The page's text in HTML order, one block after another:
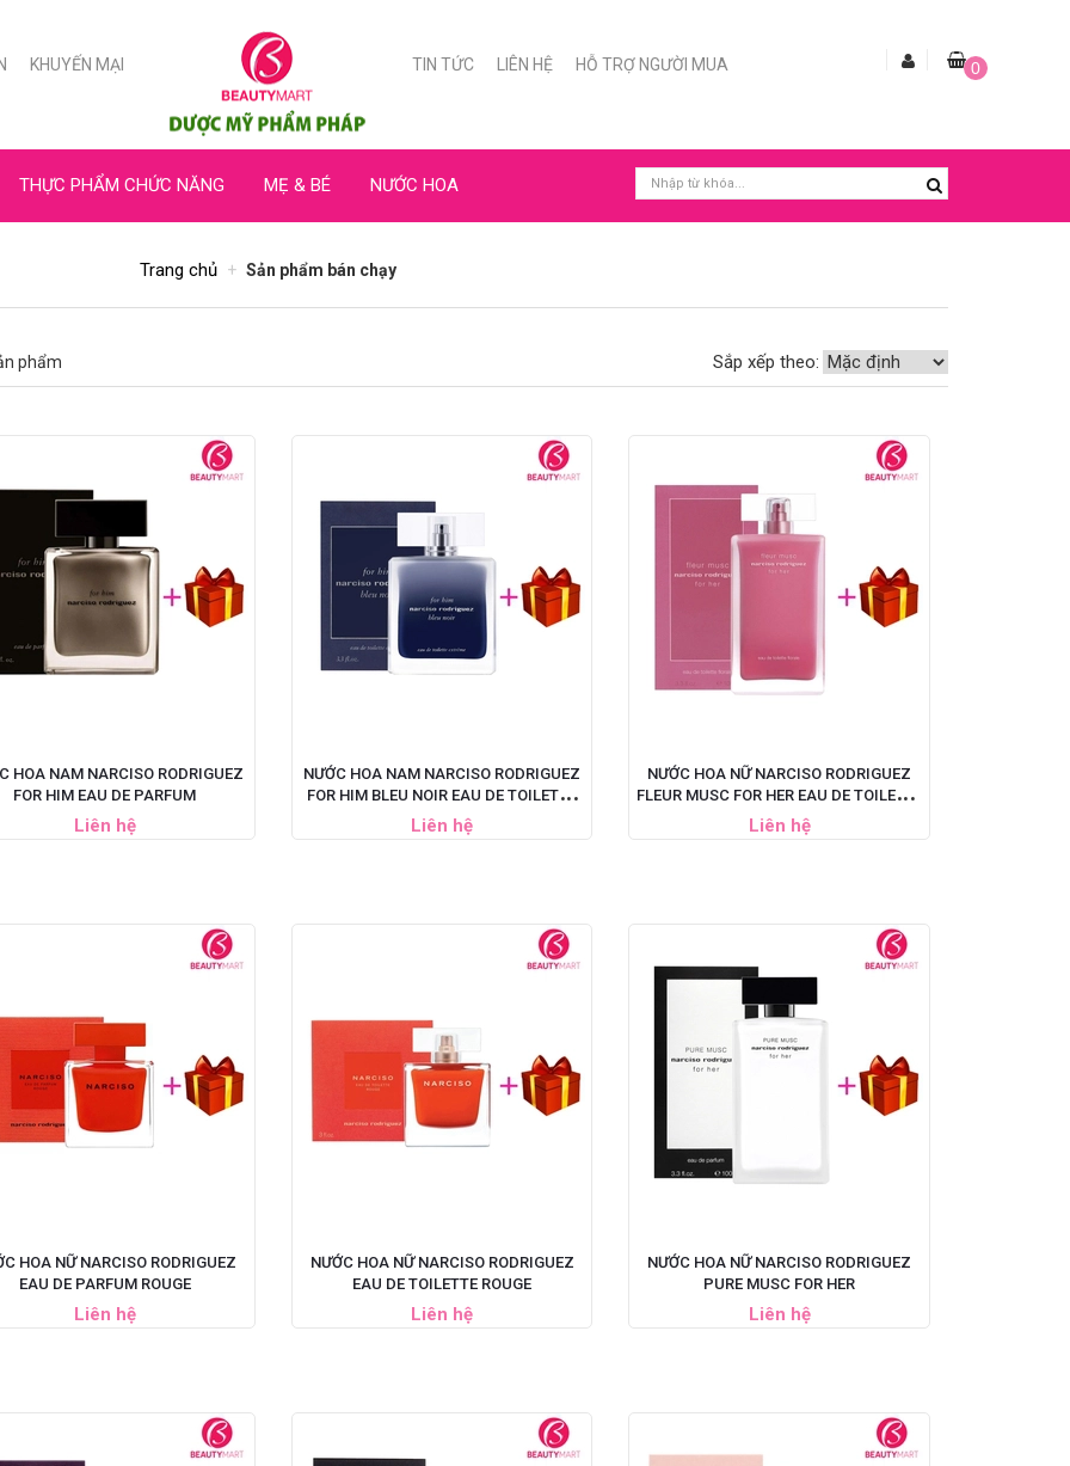
KHUYẾN MẠI TIN TỨC LIÊN HỆ HỖ TRỢ NGƯỜI MUA 0
THỰC PHẨM CHỨC NĂNG MẸ & BÉ NƯỚC HOA
Trang chủ Sản phẩm bán chạy
phẩm Sắp xếp theo:
HOA NAM NARCISO RODRIGUEZ
FOR HIM EAU DE PARFUM
Liên hệ
NƯỚC HOA NAM NARCISO RODRIGUEZ
FOR HIM BLEU NOIR EAU DE TOILETTE
EXTREME
Liên hệ
NƯỚC HOA NỮ NARCISO RODRIGUEZ
FLEUR MUSC FOR HER EAU DE TOILETTE
FLORALE
Liên hệ
HOA NỮ NARCISO RODRIGUEZ
EAU DE PARFUM ROUGE
Liên hệ
NƯỚC HOA NỮ NARCISO RODRIGUEZ
EAU DE TOILETTE ROUGE
Liên hệ
NƯỚC HOA NỮ NARCISO RODRIGUEZ
PURE MUSC FOR HER
Liên hệ